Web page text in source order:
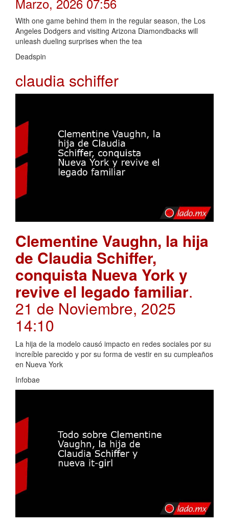
With one game behind them in the regular season, the Los
Angeles Dodgers and visiting Arizona Diamondbacks will
unleash dueling surprises when the tea
Deadspin
claudia schiffer
Clementine Vaughn, la hija
de Claudia Schiffer,
conquista Nueva York y
revive el legado familiar.
21 de Noviembre, 2025
14:10
La hija de la modelo causó impacto en redes sociales por su
increíble parecido y por su forma de vestir en su cumpleaños
en Nueva York
Infobae